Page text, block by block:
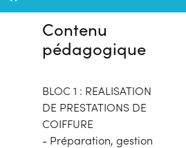
Contenu
pédagogique
BLOC 1 : REALISATION
DE PRESTATIONS DE
COIFFURE
- Préparation, gestion